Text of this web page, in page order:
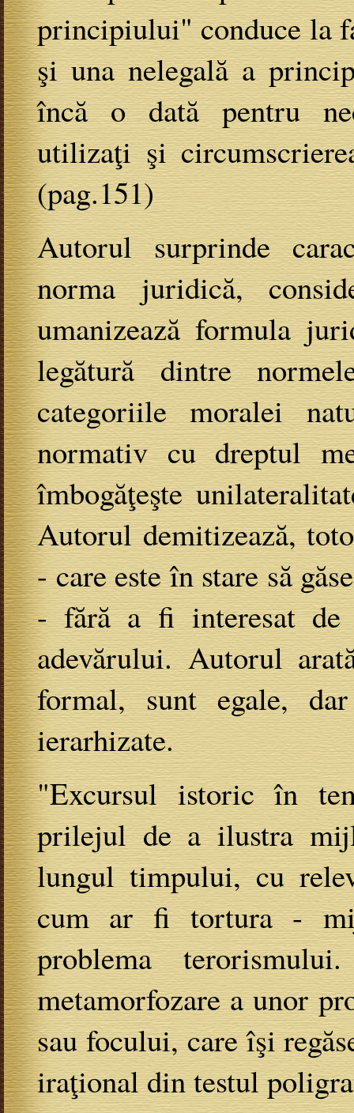
principiului" conduce la
şi una nelegală a
încă o dată pentru
utilizaţi şi
(pag.151)
Autorul surprinde
norma juridică,
umanizează formula
legătură dintre
categoriile moralei
normativ cu dreptul
îmbogăţeşte
Autorul demitizează,
- care este în stare să
- fără a fi interesat de
adevărului. Autorul
formal, sunt egale,
ierarhizate.
"Excursul istoric în
prilejul de a ilustra
lungul timpului, cu
cum ar fi tortura -
problema
metamorfozare a unor
sau focului, care îşi
iraţional din testul